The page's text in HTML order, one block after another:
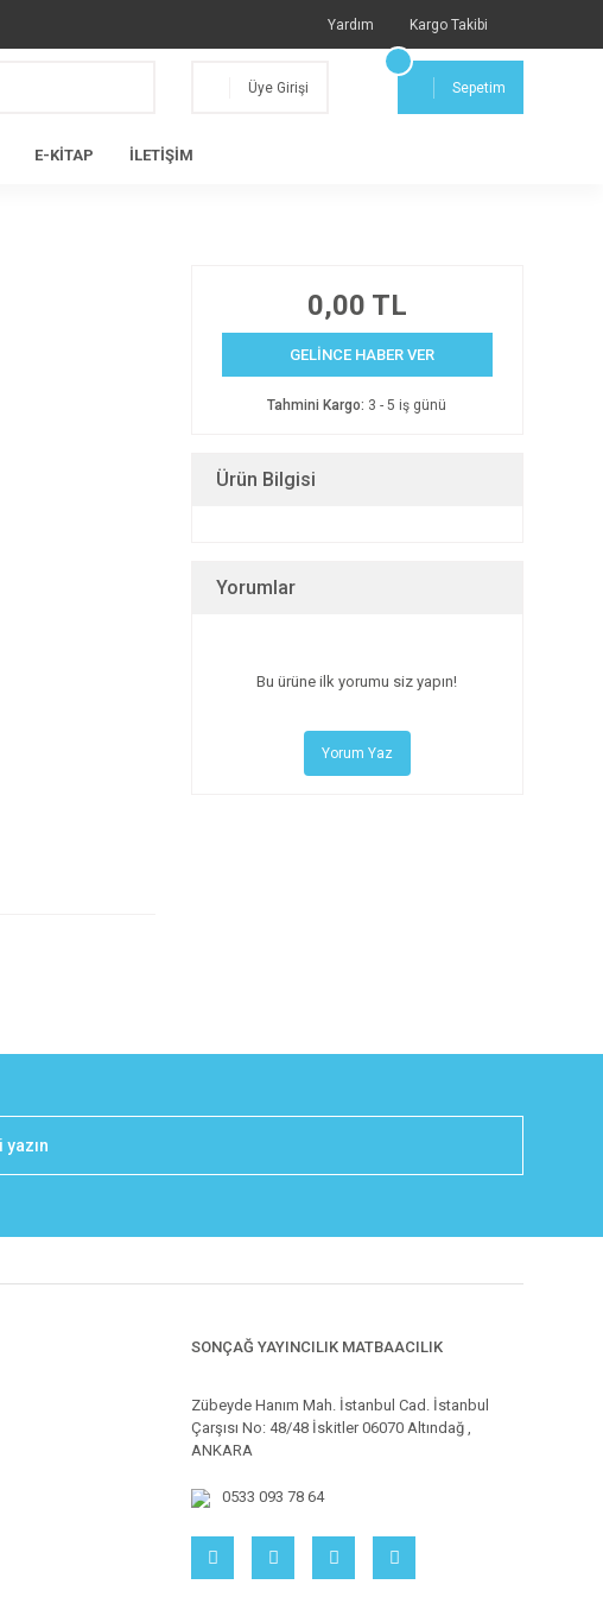
Yardım Kargo Takibi
Üye Girişi Sepetim
E-KİTAP İLETİŞİM
0,00 TL
GELİNCE HABER VER
Tahmini Kargo: 3 - 5 iş günü
Ürün Bilgisi
Yorumlar
Bu ürüne ilk yorumu siz yapın!
Yorum Yaz
SONÇAĞ YAYINCILIK MATBAACILIK
Zübeyde Hanım Mah. İstanbul Cad. İstanbul
Çarşısı No: 48/48 İskitler 06070 Altındağ ,
ANKARA
0533 093 78 64